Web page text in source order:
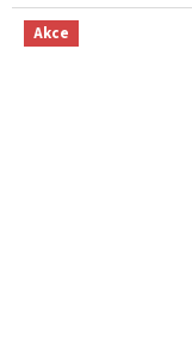
Akce